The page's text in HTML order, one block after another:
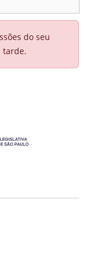
do seu
tarde.